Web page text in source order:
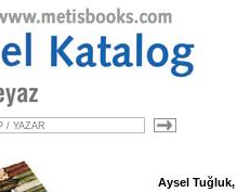
Aysel Tuğluk,